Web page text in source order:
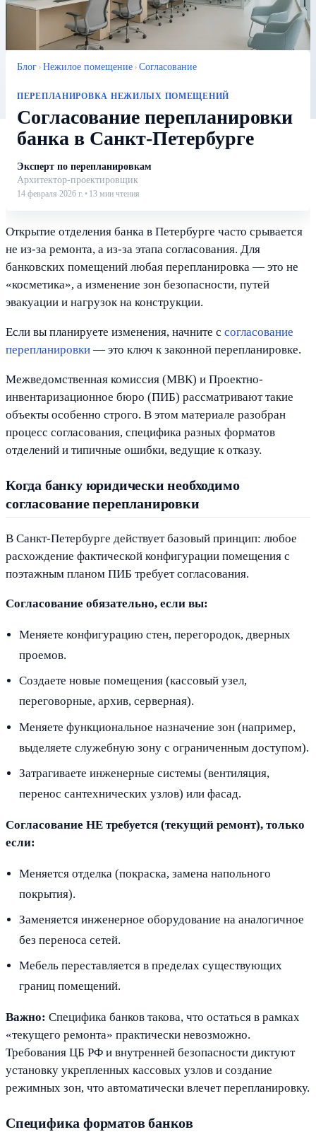
Блог › Нежилое помещение › Согласование
ПЕРЕПЛАНИРОВКА НЕЖИЛЫХ ПОМЕЩЕНИЙ
Согласование перепланировки
банка в Санкт-Петербурге
Эксперт по перепланировкам
Архитектор-проектировщик
14 февраля 2026 г. • 13 мин чтения
Открытие отделения банка в Петербурге часто срывается
не из-за ремонта, а из-за этапа согласования. Для
банковских помещений любая перепланировка — это не
«косметика», а изменение зон безопасности, путей
эвакуации и нагрузок на конструкции.
Если вы планируете изменения, начните с согласование
перепланировки — это ключ к законной перепланировке.
Межведомственная комиссия (МВК) и Проектно-
инвентаризационное бюро (ПИБ) рассматривают такие
объекты особенно строго. В этом материале разобран
процесс согласования, специфика разных форматов
отделений и типичные ошибки, ведущие к отказу.
Когда банку юридически необходимо
согласование перепланировки
В Санкт-Петербурге действует базовый принцип: любое
расхождение фактической конфигурации помещения с
поэтажным планом ПИБ требует согласования.
Согласование обязательно, если вы:
Меняете конфигурацию стен, перегородок, дверных
проемов.
Создаете новые помещения (кассовый узел,
переговорные, архив, серверная).
Меняете функциональное назначение зон (например,
выделяете служебную зону с ограниченным доступом).
Затрагиваете инженерные системы (вентиляция,
перенос сантехнических узлов) или фасад.
Согласование НЕ требуется (текущий ремонт), только
если:
Меняется отделка (покраска, замена напольного
покрытия).
Заменяется инженерное оборудование на аналогичное
без переноса сетей.
Мебель переставляется в пределах существующих
границ помещений.
Важно: Специфика банков такова, что остаться в рамках
«текущего ремонта» практически невозможно.
Требования ЦБ РФ и внутренней безопасности диктуют
установку укрепленных кассовых узлов и создание
режимных зон, что автоматически влечет перепланировку.
Специфика форматов банков